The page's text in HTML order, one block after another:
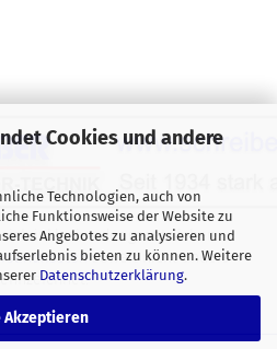
Cookies und andere
Technologien, auch von
Funktionsweise der Website zu
Angebotes zu analysieren und
bieten zu können. Weitere
Datenschutzerklärung.
Akzeptieren
inklusive der gesetzlichen
soweit nicht anders